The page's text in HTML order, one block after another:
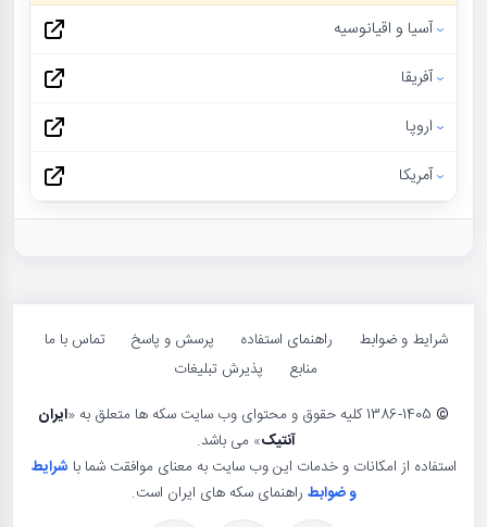
آسیا و اقیانوسیه
آفریقا
اروپا
آمریکا
شرایط و ضوابط راهنمای استفاده پرسش و پاسخ
تماس با ما
منابع
پذیرش تبلیغات
©
ایران
آنتیک» می باشد.
استفاده از امکانات و خدمات این وب سایت به معنای موافقت شما با شرایط
و ضوابط راهنمای سکه های ایران است.